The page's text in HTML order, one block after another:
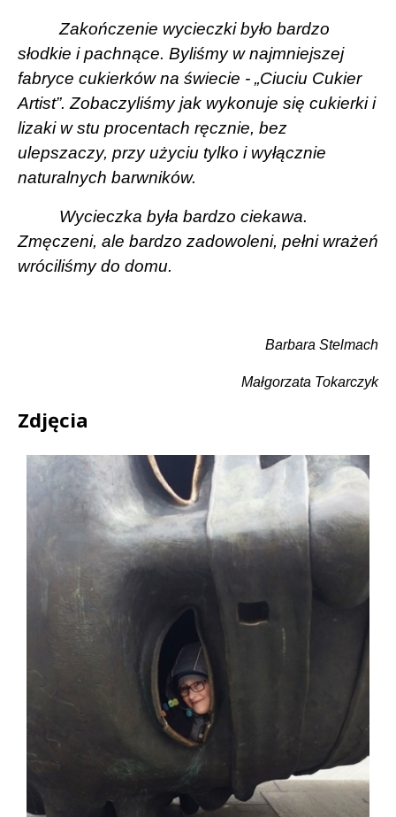
Zakończenie wycieczki było bardzo
słodkie i pachnące. Byliśmy w najmniejszej
fabryce cukierków na świecie - „Ciuciu Cukier
Artist”. Zobaczyliśmy jak wykonuje się cukierki i
lizaki w stu procentach ręcznie, bez
ulepszaczy, przy użyciu tylko i wyłącznie
naturalnych barwników.
Wycieczka była bardzo ciekawa.
Zmęczeni, ale bardzo zadowoleni, pełni wrażeń
wróciliśmy do domu.
Barbara Stelmach
Małgorzata Tokarczyk
Zdjęcia